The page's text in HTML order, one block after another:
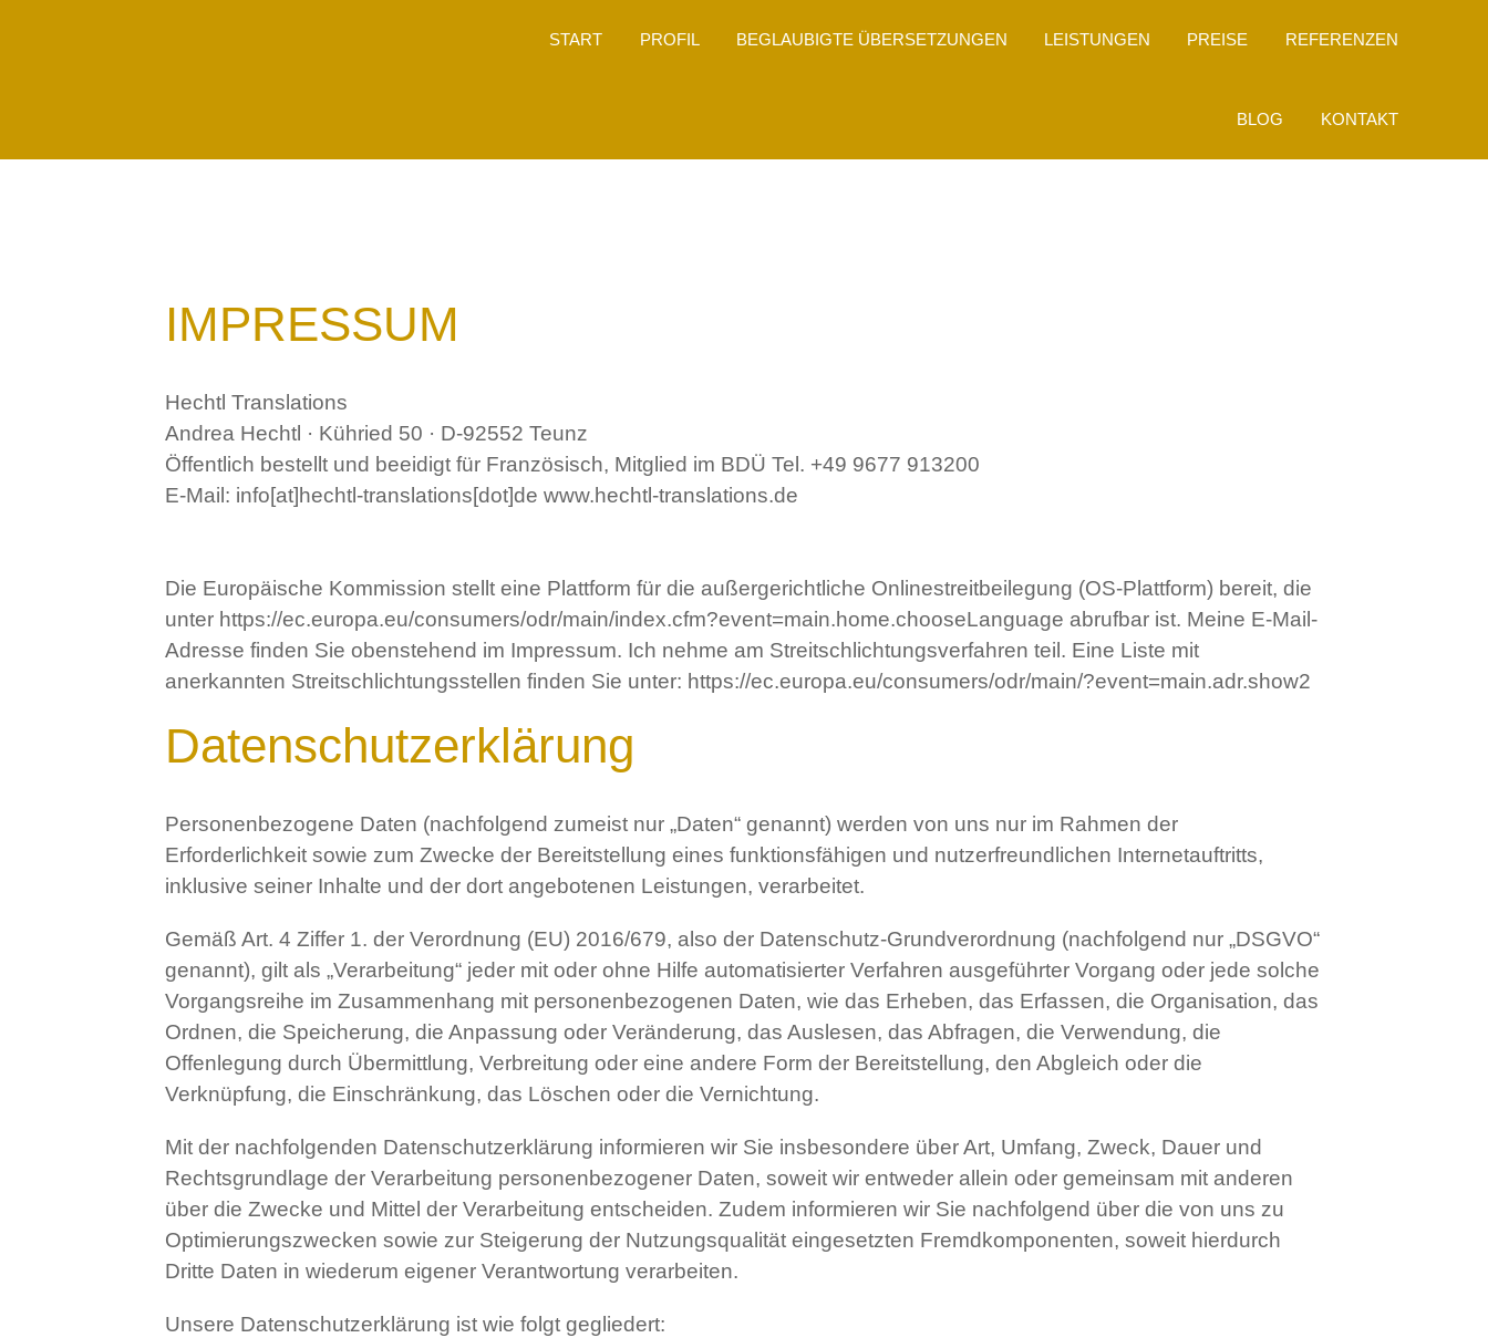
START PROFIL BEGLAUBIGTE ÜBERSETZUNGEN LEISTUNGEN PREISE REFERENZEN
BLOG KONTAKT
IMPRESSUM/DATENSCHUTZERKL
IMPRESSUM
Hechtl Translations
Andrea Hechtl · Kühried 50 · D-92552 Teunz
Öffentlich bestellt und beeidigt für Französisch, Mitglied im BDÜ Tel. +49 9677 913200
E-Mail: info[at]hechtl-translations[dot]de www.hechtl-translations.de
Die Europäische Kommission stellt eine Plattform für die außergerichtliche Onlinestreitbeilegung (OS-Plattform) bereit, die
unter https://ec.europa.eu/consumers/odr/main/index.cfm?event=main.home.chooseLanguage abrufbar ist. Meine E-Mail-
Adresse finden Sie obenstehend im Impressum. Ich nehme am Streitschlichtungsverfahren teil. Eine Liste mit
anerkannten Streitschlichtungsstellen finden Sie unter: https://ec.europa.eu/consumers/odr/main/?event=main.adr.show2
Datenschutzerklärung
Personenbezogene Daten (nachfolgend zumeist nur „Daten“ genannt) werden von uns nur im Rahmen der
Erforderlichkeit sowie zum Zwecke der Bereitstellung eines funktionsfähigen und nutzerfreundlichen Internetauftritts,
inklusive seiner Inhalte und der dort angebotenen Leistungen, verarbeitet.
Gemäß Art. 4 Ziffer 1. der Verordnung (EU) 2016/679, also der Datenschutz-Grundverordnung (nachfolgend nur „DSGVO“
genannt), gilt als „Verarbeitung“ jeder mit oder ohne Hilfe automatisierter Verfahren ausgeführter Vorgang oder jede solche
Vorgangsreihe im Zusammenhang mit personenbezogenen Daten, wie das Erheben, das Erfassen, die Organisation, das
Ordnen, die Speicherung, die Anpassung oder Veränderung, das Auslesen, das Abfragen, die Verwendung, die
Offenlegung durch Übermittlung, Verbreitung oder eine andere Form der Bereitstellung, den Abgleich oder die
Verknüpfung, die Einschränkung, das Löschen oder die Vernichtung.
Mit der nachfolgenden Datenschutzerklärung informieren wir Sie insbesondere über Art, Umfang, Zweck, Dauer und
Rechtsgrundlage der Verarbeitung personenbezogener Daten, soweit wir entweder allein oder gemeinsam mit anderen
über die Zwecke und Mittel der Verarbeitung entscheiden. Zudem informieren wir Sie nachfolgend über die von uns zu
Optimierungszwecken sowie zur Steigerung der Nutzungsqualität eingesetzten Fremdkomponenten, soweit hierdurch
Dritte Daten in wiederum eigener Verantwortung verarbeiten.
Unsere Datenschutzerklärung ist wie folgt gegliedert: